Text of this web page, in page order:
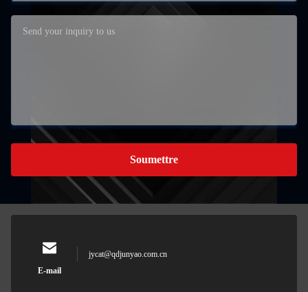
Soumettre
E-mail
jycat@qdjunyao.com.cn